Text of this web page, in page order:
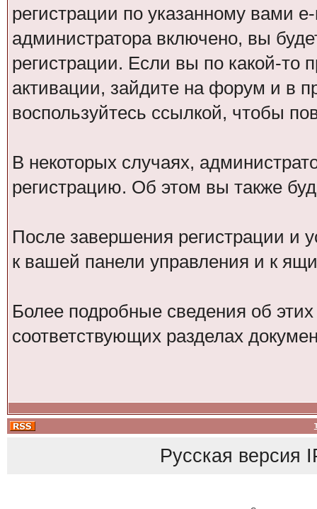
регистрации по указанному вами
администратора включено, вы
регистрации. Если вы по какой-то
активации, зайдите на форум и в
воспользуйтесь ссылкой, чтобы
В некоторых случаях,
регистрацию. Об этом вы также
После завершения регистрации и
к вашей панели управления и к
Более подробные сведения об
соответствующих разделах
Русская версия